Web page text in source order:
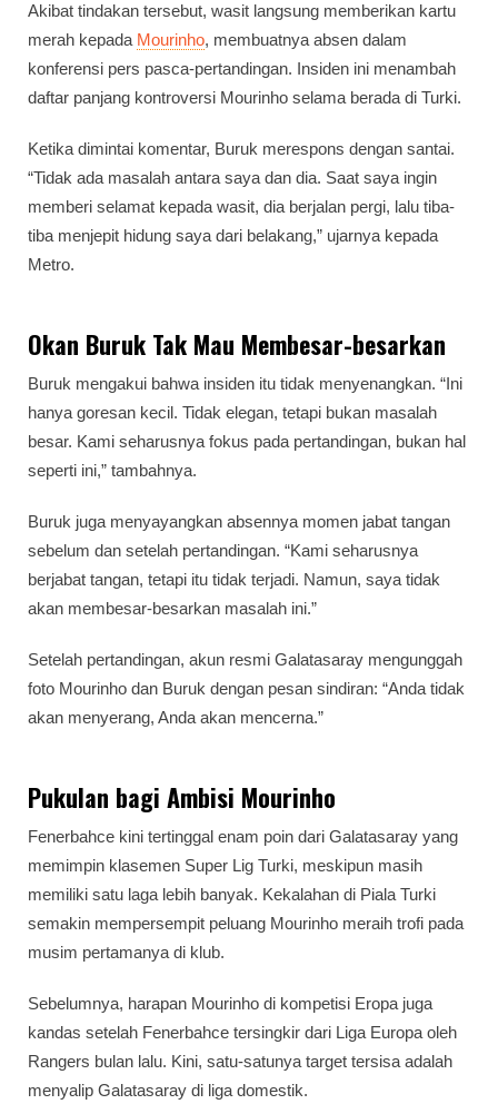
Akibat tindakan tersebut, wasit langsung memberikan kartu
merah kepada Mourinho, membuatnya absen dalam
konferensi pers pasca-pertandingan. Insiden ini menambah
daftar panjang kontroversi Mourinho selama berada di Turki.
Ketika dimintai komentar, Buruk merespons dengan santai.
“Tidak ada masalah antara saya dan dia. Saat saya ingin
memberi selamat kepada wasit, dia berjalan pergi, lalu tiba-
tiba menjepit hidung saya dari belakang,” ujarnya kepada
Metro.
Okan Buruk Tak Mau Membesar-besarkan
Buruk mengakui bahwa insiden itu tidak menyenangkan. “Ini
hanya goresan kecil. Tidak elegan, tetapi bukan masalah
besar. Kami seharusnya fokus pada pertandingan, bukan hal
seperti ini,” tambahnya.
Buruk juga menyayangkan absennya momen jabat tangan
sebelum dan setelah pertandingan. “Kami seharusnya
berjabat tangan, tetapi itu tidak terjadi. Namun, saya tidak
akan membesar-besarkan masalah ini.”
Setelah pertandingan, akun resmi Galatasaray mengunggah
foto Mourinho dan Buruk dengan pesan sindiran: “Anda tidak
akan menyerang, Anda akan mencerna.”
Pukulan bagi Ambisi Mourinho
Fenerbahce kini tertinggal enam poin dari Galatasaray yang
memimpin klasemen Super Lig Turki, meskipun masih
memiliki satu laga lebih banyak. Kekalahan di Piala Turki
semakin mempersempit peluang Mourinho meraih trofi pada
musim pertamanya di klub.
Sebelumnya, harapan Mourinho di kompetisi Eropa juga
kandas setelah Fenerbahce tersingkir dari Liga Europa oleh
Rangers bulan lalu. Kini, satu-satunya target tersisa adalah
menyalip Galatasaray di liga domestik.